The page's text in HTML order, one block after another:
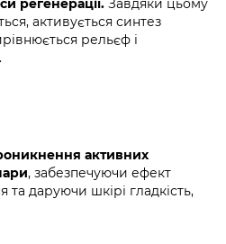
регенерації. Завдяки цьому
активується синтез
рельєф і
активних
, забезпечуючи ефект
та даруючи шкірі гладкість,